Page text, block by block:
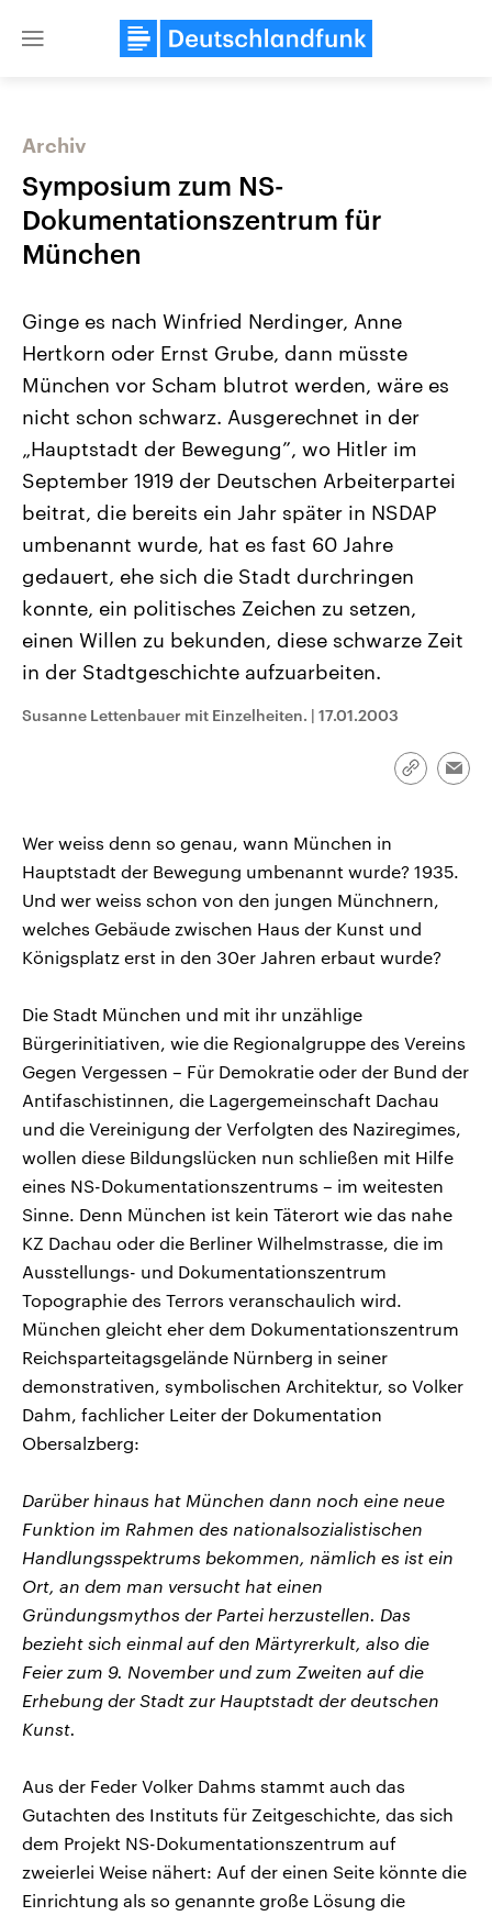
Close
Landtagswahl Sachsen-Anhalt
Alle Informationen
September 2026 einen neuen
Landtag. Seit 2021 wird das
Bundesland von einer Koalition aus
CDU, SPD und FDP regiert.-
Umfragen, Prognosen,
Wahlprogramme, aktuelle Berichte
und Hintergründe zu den Parteien
und Kandidaten der anstehenden
USA
Hintergründe
gehören die Vereinigten
den mächtigsten Ländern
mit großem Einfluss auf
aktuelle Weltgeschehen.
Sendungen Programm Podcasts
Audio-Archiv
Archiv
Symposium zum NS-
Dokumentationszentrum für
München
Ginge es nach Winfried Nerdinger, Anne
Hertkorn oder Ernst Grube, dann müsste
München vor Scham blutrot werden, wäre es
nicht schon schwarz. Ausgerechnet in der
„Hauptstadt der Bewegung”, wo Hitler im
September 1919 der Deutschen Arbeiterpartei
beitrat, die bereits ein Jahr später in NSDAP
umbenannt wurde, hat es fast 60 Jahre
gedauert, ehe sich die Stadt durchringen
konnte, ein politisches Zeichen zu setzen,
einen Willen zu bekunden, diese schwarze Zeit
in der Stadtgeschichte aufzuarbeiten.
Susanne Lettenbauer mit Einzelheiten. | 17.01.2003
Link
Wer weiss denn so genau, wann München in
Hauptstadt der Bewegung umbenannt wurde? 1935.
Und wer weiss schon von den jungen Münchnern,
welches Gebäude zwischen Haus der Kunst und
Königsplatz erst in den 30er Jahren erbaut wurde?
Die Stadt München und mit ihr unzählige
Bürgerinitiativen, wie die Regionalgruppe des Vereins
Gegen Vergessen – Für Demokratie oder der Bund der
Antifaschistinnen, die Lagergemeinschaft Dachau
und die Vereinigung der Verfolgten des Naziregimes,
wollen diese Bildungslücken nun schließen mit Hilfe
eines NS-Dokumentationszentrums – im weitesten
Sinne. Denn München ist kein Täterort wie das nahe
KZ Dachau oder die Berliner Wilhelmstrasse, die im
Ausstellungs- und Dokumentationszentrum
Topographie des Terrors veranschaulich wird.
München gleicht eher dem Dokumentationszentrum
Reichsparteitagsgelände Nürnberg in seiner
demonstrativen, symbolischen Architektur, so Volker
Dahm, fachlicher Leiter der Dokumentation
Obersalzberg:
Darüber hinaus hat München dann noch eine neue
Funktion im Rahmen des nationalsozialistischen
Handlungsspektrums bekommen, nämlich es ist ein
Ort, an dem man versucht hat einen
Gründungsmythos der Partei herzustellen. Das
bezieht sich einmal auf den Märtyrerkult, also die
Feier zum 9. November und zum Zweiten auf die
Erhebung der Stadt zur Hauptstadt der deutschen
Kunst.
Aus der Feder Volker Dahms stammt auch das
Gutachten des Instituts für Zeitgeschichte, das sich
dem Projekt NS-Dokumentationszentrum auf
zweierlei Weise nähert: Auf der einen Seite könnte die
Einrichtung als so genannte große Lösung die